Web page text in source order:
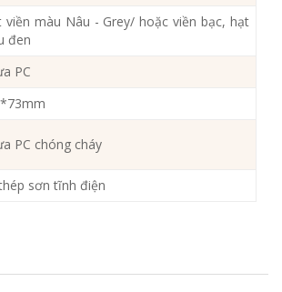
viền màu Nâu - Grey/ hoặc viền bạc, hạt
đen
PC
PC chóng cháy
sơn tĩnh điện